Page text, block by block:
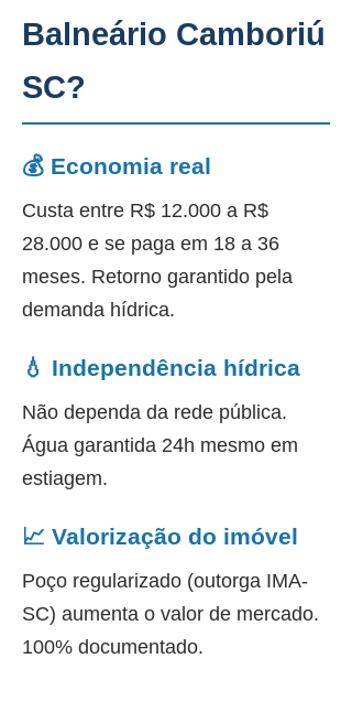
Balneário Camboriú
SC?
💰 Economia real
Custa entre R$ 12.000 a R$
28.000 e se paga em 18 a 36
meses. Retorno garantido pela
demanda hídrica.
💧 Independência hídrica
Não dependa da rede pública.
Água garantida 24h mesmo em
estiagem.
📈 Valorização do imóvel
Poço regularizado (outorga IMA-
SC) aumenta o valor de mercado.
100% documentado.